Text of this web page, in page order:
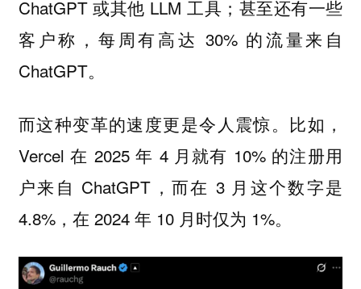
ChatGPT 或其他 LLM 工具；甚至还有一些
客户称，每周有高达 30% 的流量来自
ChatGPT。
而这种变革的速度更是令人震惊。比如，
Vercel 在 2025 年 4 月就有 10% 的注册用
户来自 ChatGPT，而在 3 月这个数字是
4.8%，在 2024 年 10 月时仅为 1%。